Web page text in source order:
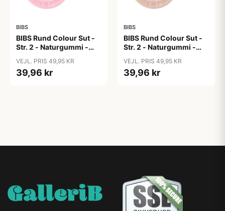
BIBS
BIBS Rund Colour Sut -
Str. 2 - Naturgummi -
Pink/Coral
VEJL. PRIS 49,95 KR
39,96 kr
BIBS
BIBS Rund Colour Sut -
Str. 2 - Naturgummi -
Blush/Woodchuck
VEJL. PRIS 49,95 KR
39,96 kr